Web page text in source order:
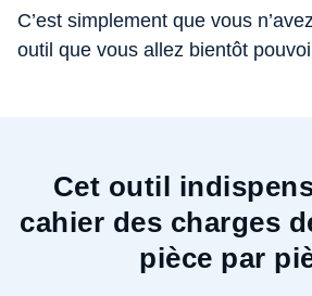
C’est simplement que vous
outil que vous allez bientôt
Cet outil
cahier des charges
pièce par